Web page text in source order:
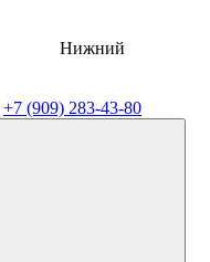
Нижний
+7 (909) 283-43-80